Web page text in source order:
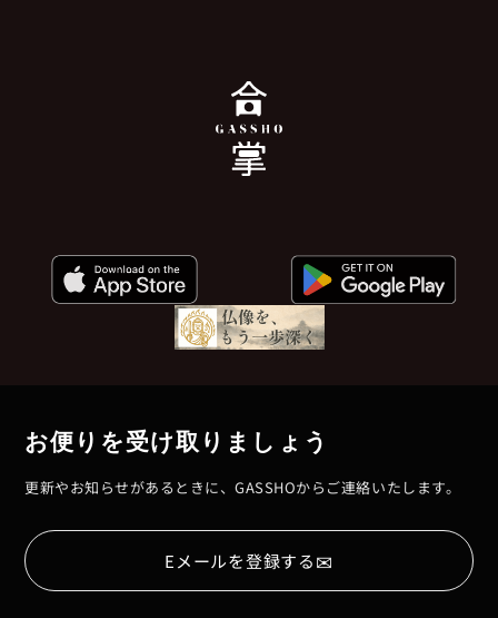
お便りを受け取りましょう
更新やお知らせがあるときに、GASSHOからご連絡いたします。
Eメールを登録する✉